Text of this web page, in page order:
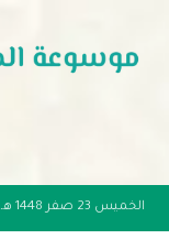
الخميس 23 صفر 1448 هـ الموافق 6 أغسطس 2026 مـ